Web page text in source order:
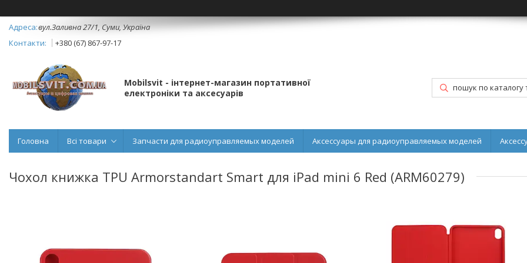
вул.Заливна 27/1, Суми, Україна
+380 (67) 867-97-17
Mobilsvit - інтернет-магазин портативної
електроніки та аксесуарів
Головна Всі товари Запчасти для радиоуправляемых моделей Аксессуары для радиоуправляемых моделей
Чохол книжка TPU Armorstandart Smart для iPad mini 6 Red (ARM60279)